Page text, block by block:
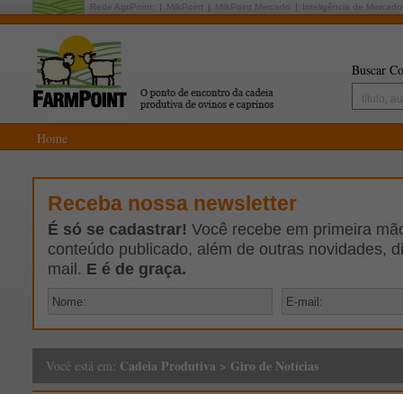
Rede AgriPoint: MilkPoint MilkPoint Mercado Inteligência de Mercado
Buscar
Home
Receba nossa newsletter
É só se cadastrar! Você recebe em primeira
conteúdo publicado, além de outras novidades,
mail. E é de graça.
Você está em: Cadeia Produtiva > Giro de Notícias